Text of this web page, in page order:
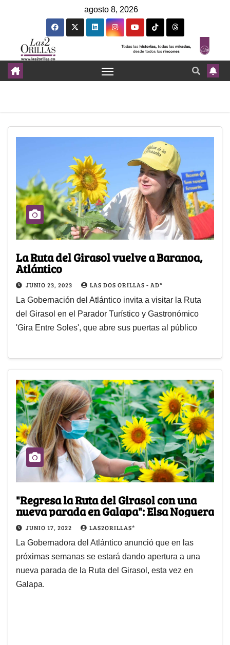
agosto 8, 2026
La Ruta del Girasol vuelve a Baranoa,
Atlántico
JUNIO 23, 2023 LAS DOS ORILLAS - AD*
La Gobernación del Atlántico invita a visitar la Ruta
del Girasol en el Parador Turístico y Gastronómico
'Gira Entre Soles', que abre sus puertas al público
"Regresa la Ruta del Girasol con una
nueva parada en Galapa": Elsa Noguera
JUNIO 17, 2022 LAS2ORILLAS*
La Gobernadora del Atlántico anunció que en las
próximas semanas se estará dando apertura a una
nueva parada de la Ruta del Girasol, esta vez en
Galapa.